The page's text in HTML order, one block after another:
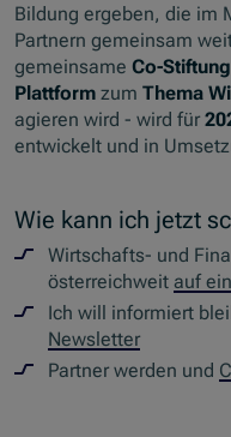
Bildung ergeben, die im
Partnern gemeinsam
gemeinsameCo-Stiftung
Plattform zumThema
agieren wird - wird für
entwickelt und in
Wie kann ich jetzt
Wirtschafts- und
österreichweitauf
Ich will informiert
Newsletter
Partner werden und